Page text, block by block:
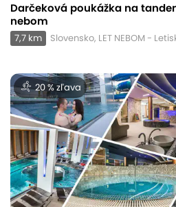
Darčeková poukážka na
nebom
7,7 km Slovensko, LET NEBOM -
20 % zľava